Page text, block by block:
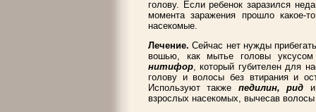
голову. Если ребенок заразился
момента заражения прошло
насекомые.
Лечение.Сейчас нет нужды
вошью, как мытье головы уксусом
нитифор, который губителен для
голову и волосы без втирания и
Используют также педилин, рид
взрослых насекомых, вычесав